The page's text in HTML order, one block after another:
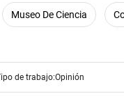
Museo De Ciencia
de trabajo:Opinión